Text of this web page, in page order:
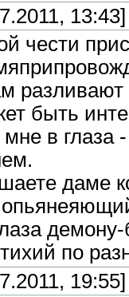
13:43]
чести
быть
в
даме
по
19:55]